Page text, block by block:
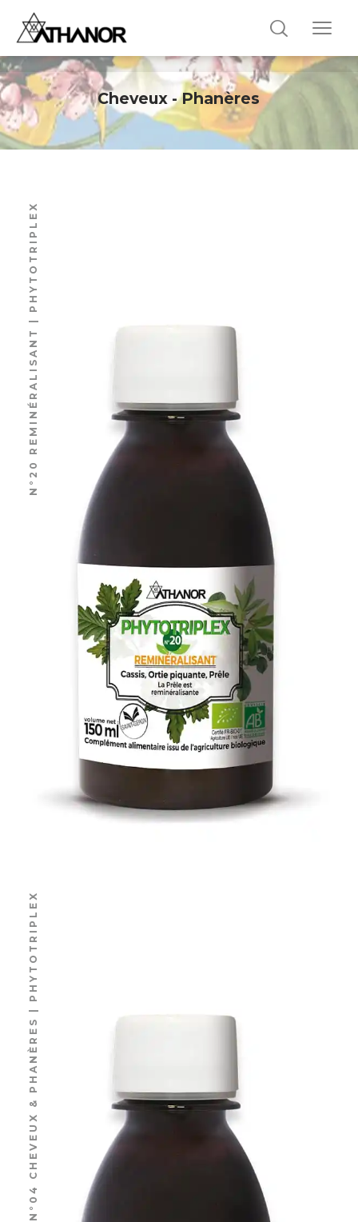
Cheveux - Phanères
N°20 REMINÉRALISANT | PHYTOTRIPLEX
N°04 CHEVEUX & PHANÈRES | PHYTOTRIPLEX